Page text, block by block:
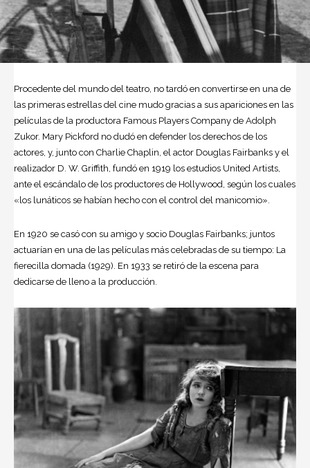
Procedente del mundo del teatro , no tardó en convertirse en una de
las primeras estrellas del cine mudo gracias a sus apariciones en las
películas de la productora Famous Players Company de Adolph
Zukor. Mary Pickford no dudó en defender los derechos de los
actores, y, junto con Charlie Chaplin, el actor Douglas Fairbanks y el
realizador D. W. Griffith, fundó en 1919 los estudios United Artists,
ante el escándalo de los productores de Hollywood , según los cuales
«los lunáticos se habían hecho con el control del manicomio».
En 1920 se casó con su amigo y socio Douglas Fairbanks; juntos
actuarían en una de las películas más celebradas de su tiempo: La
fierecilla domada (1929). En 1933 se retiró de la escena para
dedicarse de lleno a la producción.